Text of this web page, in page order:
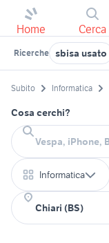
Home Cerca
Ricerche sbisa usato
Subito Informatica
Cosa cerchi?
Informatica